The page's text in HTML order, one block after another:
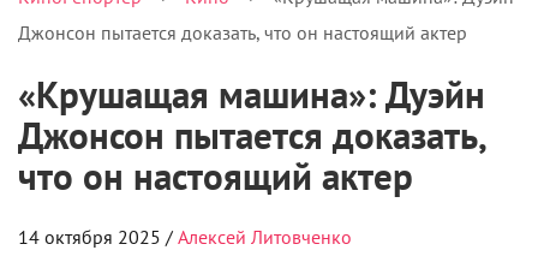
ВСЕ
Джонсон пытается доказать, что он настоящий актер
«Крушащая машина»: Дуэйн
Джонсон пытается доказать,
что он настоящий актер
14 октября 2025 / Алексей Литовченко